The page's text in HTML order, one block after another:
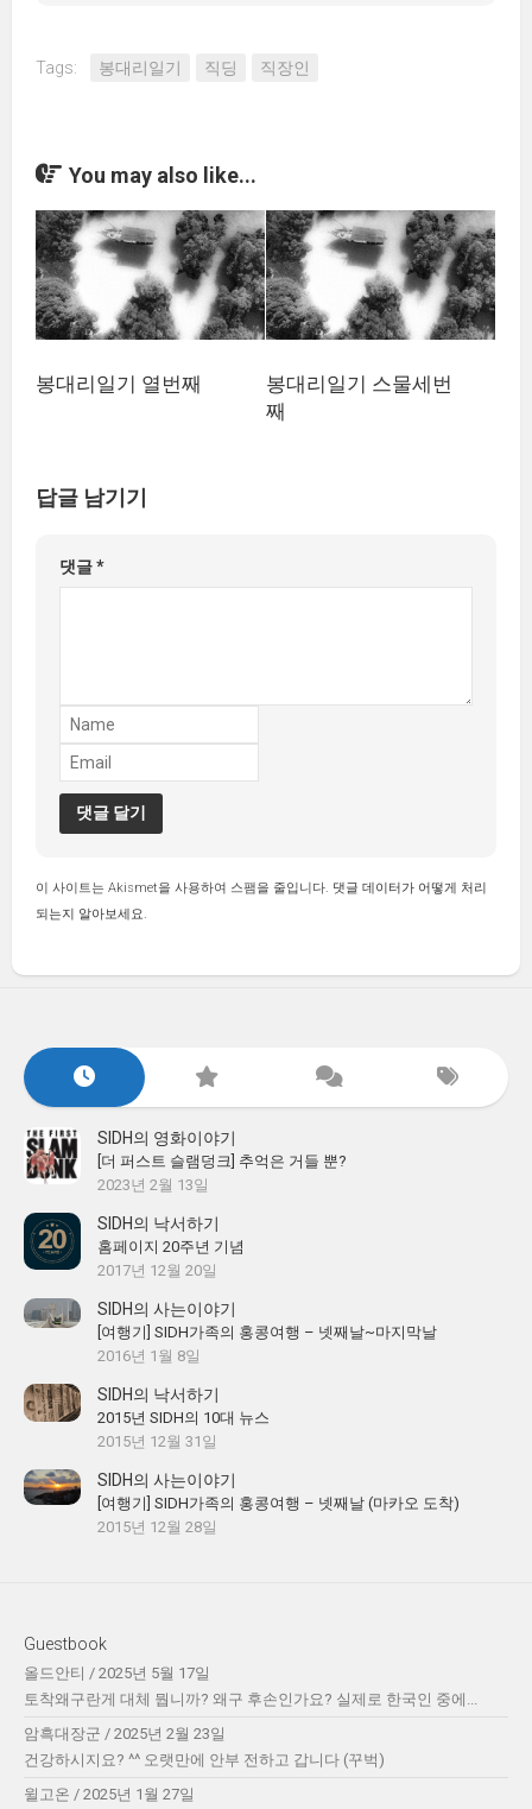
Tags: 봉대리일기 직딩 직장인
You may also like...
봉대리일기 열번째
봉대리일기 스물세번
째
답글 남기기
댓글*
이 사이트는 Akismet을 사용하여 스팸을 줄입니다. 댓글 데이터가 어떻게 처리
되는지 알아보세요.
SIDH의 영화이야기
[더 퍼스트 슬램덩크] 추억은 거들 뿐?
2023년 2월 13일
SIDH의 낙서하기
홈페이지 20주년 기념
2017년 12월 20일
SIDH의 사는이야기
[여행기] SIDH가족의 홍콩여행 – 넷째날~마지막날
2016년 1월 8일
SIDH의 낙서하기
2015년 SIDH의 10대 뉴스
2015년 12월 31일
SIDH의 사는이야기
[여행기] SIDH가족의 홍콩여행 – 넷째날 (마카오 도착)
2015년 12월 28일
Guestbook
올드안티 / 2025년 5월 17일
토착왜구란게 대체 뭡니까? 왜구 후손인가요? 실제로 한국인 중에...
암흑대장군 / 2025년 2월 23일
건강하시지요? ^^ 오랫만에 안부 전하고 갑니다 (꾸벅)
윌고온 / 2025년 1월 27일